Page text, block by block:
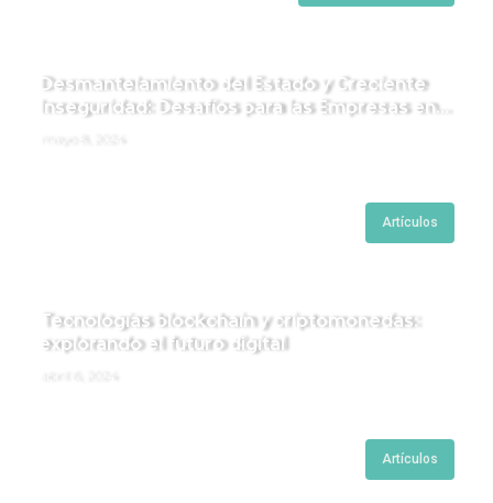
Desmantelamiento del Estado y Creciente
Inseguridad: Desafíos para las Empresas en
Artículos
Tecnologías blockchain y criptomonedas:
explorando el futuro digital
Artículos